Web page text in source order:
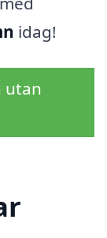
idag!
utan